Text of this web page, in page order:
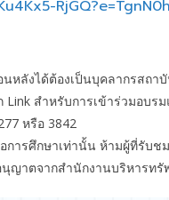
RjGQ?e=TgnN0h
หลังได้ต้องเป็นบุคลากรสถา
สำหรับการเข้าร่วมอบร
หรือ 3842
การศึกษาเท่านั้น ห้ามผู้ที่รับ
ญาตจากสำนักงานบริหารทรั